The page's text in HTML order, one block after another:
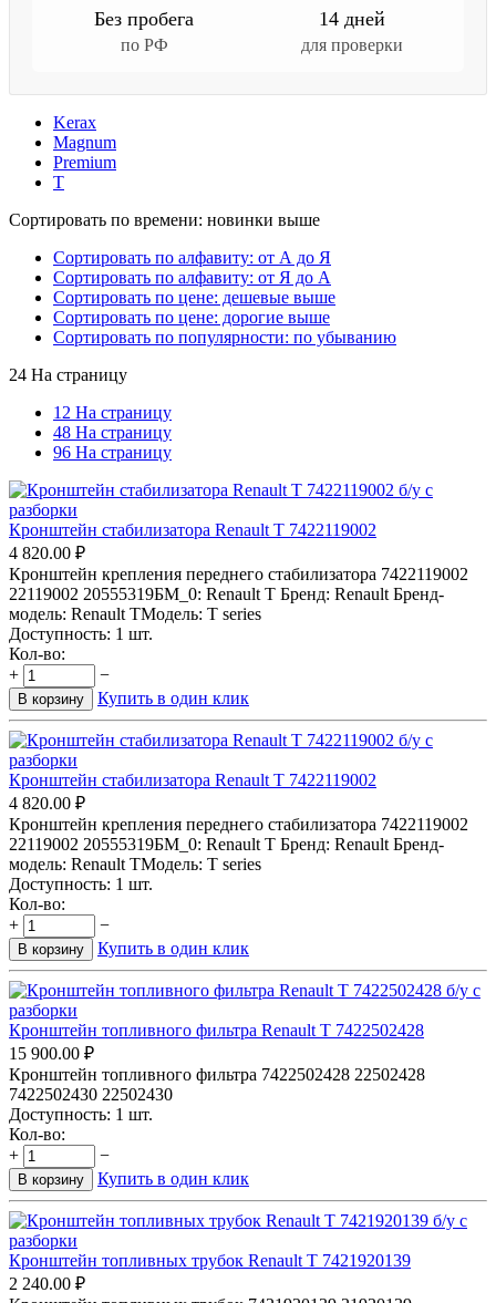
Без пробега
по РФ
14 дней
для проверки
Kerax
Magnum
Premium
T
Сортировать по времени: новинки выше
Сортировать по алфавиту: от А до Я
Сортировать по алфавиту: от Я до А
Сортировать по цене: дешевые выше
Сортировать по цене: дорогие выше
Сортировать по популярности: по убыванию
24 На страницу
12 На страницу
48 На страницу
96 На страницу
Кронштейн стабилизатора Renault T 7422119002
4 820.00 ₽
Кронштейн крепления переднего стабилизатора 7422119002
22119002 20555319БМ_0: Renault T Бренд: Renault Бренд-
модель: Renault TМодель: T series
Доступность: 1 шт.
Кол-во:
+
−
В корзину Купить в один клик
Кронштейн стабилизатора Renault T 7422119002
4 820.00 ₽
Кронштейн крепления переднего стабилизатора 7422119002
22119002 20555319БМ_0: Renault T Бренд: Renault Бренд-
модель: Renault TМодель: T series
Доступность: 1 шт.
Кол-во:
+
−
В корзину Купить в один клик
Кронштейн топливного фильтра Renault T 7422502428
15 900.00 ₽
Кронштейн топливного фильтра 7422502428 22502428
7422502430 22502430
Доступность: 1 шт.
Кол-во:
+
−
В корзину Купить в один клик
Кронштейн топливных трубок Renault T 7421920139
2 240.00 ₽